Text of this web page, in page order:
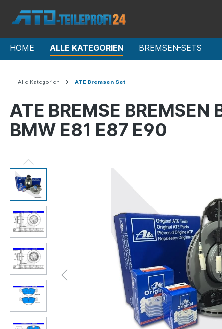
HOME ALLE KATEGORIEN BREMSEN-SETS
Alle Kategorien ATE Bremsen Set
ATE BREMSE BREMSEN
BMW E81 E87 E90